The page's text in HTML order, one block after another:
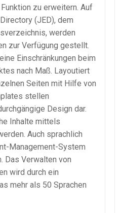
zu erweitern. Auf
(JED), dem
werden
zur Verfügung gestellt.
Einschränkungen beim
nach Maß. Layoutiert
Seiten mit Hilfe von
stellen
Design dar.
Inhalte mittels
Auch sprachlich
Management-System
Das Verwalten von
wird durch ein
mehr als 50 Sprachen